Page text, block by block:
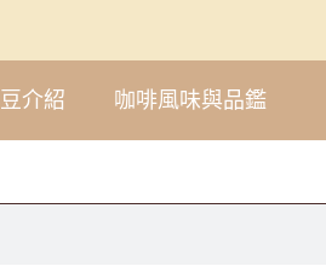
介紹 咖啡風味與品鑑